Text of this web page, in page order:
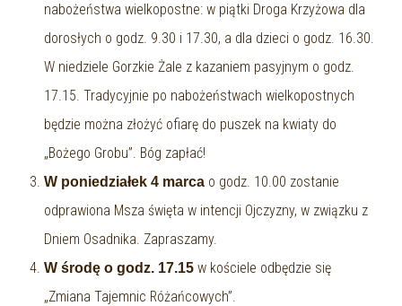
nabożeństwa wielkopostne: w piątki Droga Krzyżowa dla
dorosłych o godz. 9.30 i 17.30, a dla dzieci o godz. 16.30.
W niedziele Gorzkie Żale z kazaniem pasyjnym o godz.
17.15. Tradycyjnie po nabożeństwach wielkopostnych
będzie można złożyć ofiarę do puszek na kwiaty do
„Bożego Grobu”. Bóg zapłać!
W poniedziałek 4 marca o godz. 10.00 zostanie
odprawiona Msza święta w intencji Ojczyzny, w związku z
Dniem Osadnika. Zapraszamy.
W środę o godz. 17.15 w kościele odbędzie się
„Zmiana Tajemnic Różańcowych”.